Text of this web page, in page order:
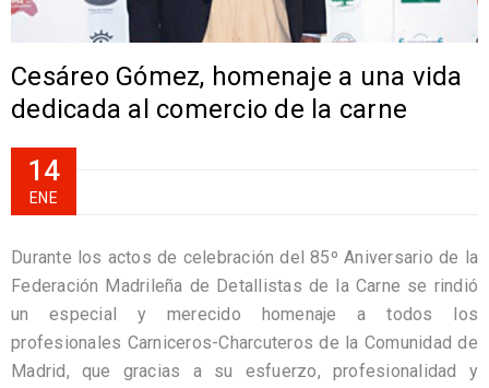
Cesáreo Gómez, homenaje a una vida
dedicada al comercio de la carne
14
ENE
Durante los actos de celebración del 85º Aniversario de la
Federación Madrileña de Detallistas de la Carne se rindió
un especial y merecido homenaje a todos los
profesionales Carniceros-Charcuteros de la Comunidad de
Madrid, que gracias a su esfuerzo, profesionalidad y